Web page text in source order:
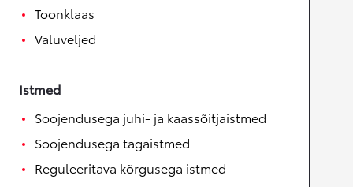
Toonklaas
Valuveljed
Istmed
Soojendusega juhi- ja kaassõitjaistmed
Soojendusega tagaistmed
Reguleeritava kõrgusega istmed